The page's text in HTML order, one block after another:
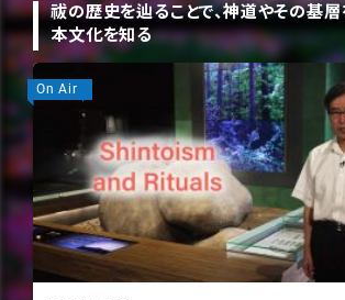
祓の歴史を辿ることで、神道やその基
本文化を知る
On Air